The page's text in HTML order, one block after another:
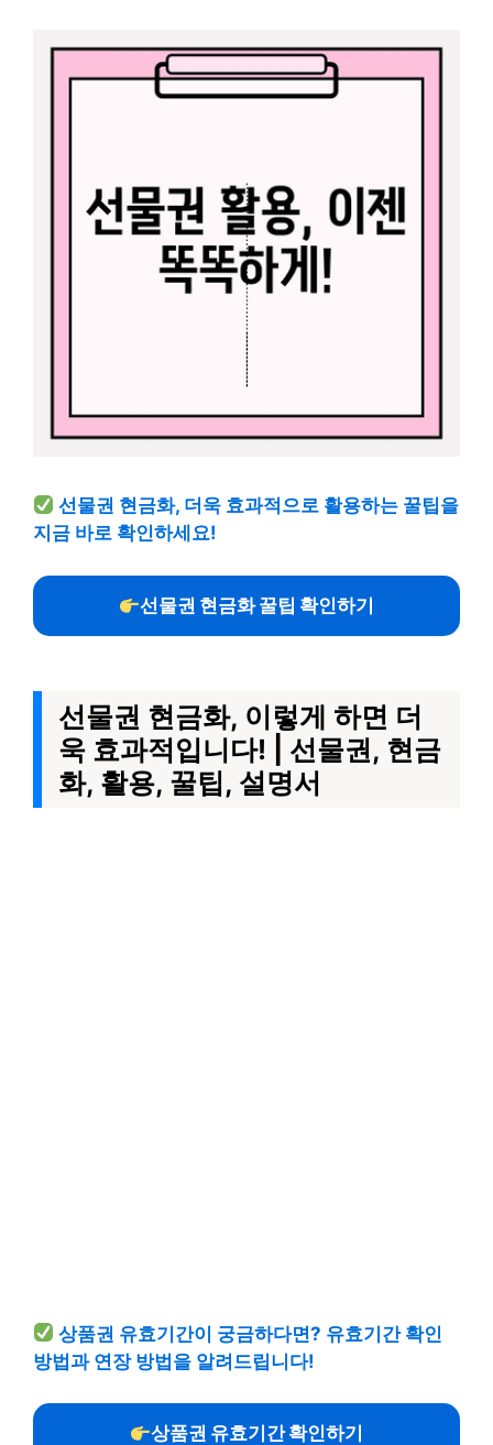
선물권 현금화, 더욱 효과적으로 활용하는 꿀팁을
지금 바로 확인하세요!
선물권 현금화 꿀팁 확인하기
선물권 현금화, 이렇게 하면 더
욱 효과적입니다! | 선물권, 현금
화, 활용, 꿀팁, 설명서
상품권 유효기간이 궁금하다면? 유효기간 확인
방법과 연장 방법을 알려드립니다!
상품권 유효기간 확인하기